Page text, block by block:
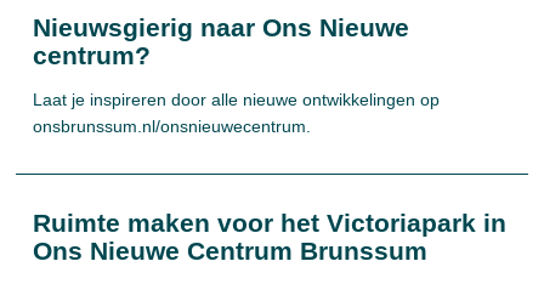
Nieuwsgierig naar Ons Nieuwe
centrum?
Laat je inspireren door alle nieuwe ontwikkelingen op
onsbrunssum.nl/onsnieuwecentrum.
Ruimte maken voor het Victoriapark in
Ons Nieuwe Centrum Brunssum